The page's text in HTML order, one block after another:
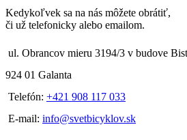
Kedykoľvek sa na nás môžete obrátiť,
či už telefonicky alebo emailom.
ul. Obrancov mieru 3194/3 v budove
924 01 Galanta
Telefón: +421 908 117 033
E-mail: info@svetbicyklov.sk